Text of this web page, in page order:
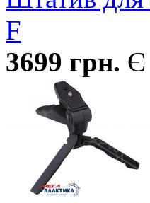
F
3699 грн. Є